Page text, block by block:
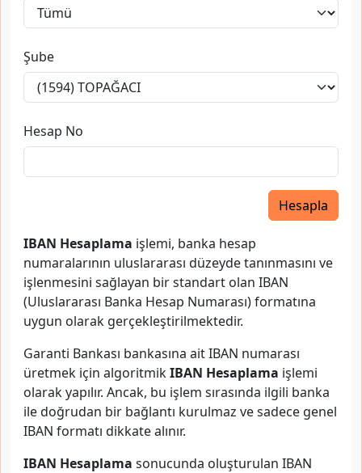
Şube
Hesap No
Hesapla
IBAN Hesaplama işlemi, banka hesap
numaralarının uluslararası düzeyde tanınmasını ve
işlenmesini sağlayan bir standart olan IBAN
(Uluslararası Banka Hesap Numarası) formatına
uygun olarak gerçekleştirilmektedir.
Garanti Bankası bankasına ait IBAN numarası
üretmek için algoritmikIBAN Hesaplama işlemi
olarak yapılır. Ancak, bu işlem sırasında ilgili banka
ile doğrudan bir bağlantı kurulmaz ve sadece genel
IBAN formatı dikkate alınır.
IBAN Hesaplama sonucunda oluşturulan IBAN